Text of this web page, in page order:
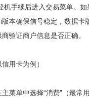
机手续后进入交易菜单。如
本确保信号稳定，数据卡
验证商户信息是否正确。
用卡为例）
单中选择“消费”（最常